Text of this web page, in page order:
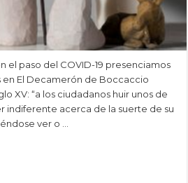
el paso del COVID-19 presenciamos
en El Decamerón de Boccaccio
XV: “a los ciudadanos huir unos de
indiferente acerca de la suerte de su
ver o …